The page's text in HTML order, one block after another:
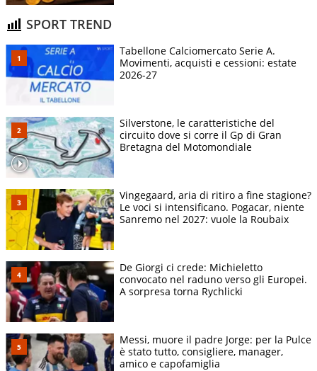
SPORT TREND
Tabellone Calciomercato Serie A.
Movimenti, acquisti e cessioni: estate
2026-27
Silverstone, le caratteristiche del
circuito dove si corre il Gp di Gran
Bretagna del Motomondiale
Vingegaard, aria di ritiro a fine stagione?
Le voci si intensificano. Pogacar, niente
Sanremo nel 2027: vuole la Roubaix
De Giorgi ci crede: Michieletto
convocato nel raduno verso gli Europei.
A sorpresa torna Rychlicki
Messi, muore il padre Jorge: per la Pulce
è stato tutto, consigliere, manager,
amico e capofamiglia